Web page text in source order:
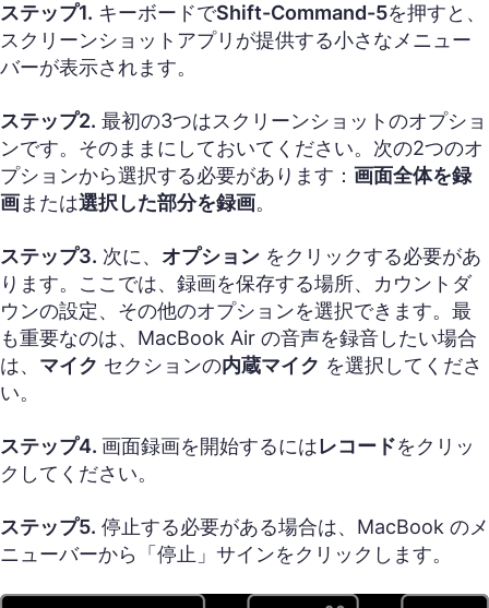
ステップ1. キーボードでShift-Command-5を押すと、
スクリーンショットアプリが提供する小さなメニュー
バーが表示されます。
ステップ2. 最初の3つはスクリーンショットのオプショ
ンです。そのままにしておいてください。次の2つのオ
プションから選択する必要があります： 画面全体を録
画または選択した部分を録画。
ステップ3. 次に、 オプション をクリックする必要があ
ります。ここでは、録画を保存する場所、カウントダ
ウンの設定、その他のオプションを選択できます。最
も重要なのは、MacBook Air の音声を録音したい場合
は、 マイク セクションの内蔵マイク を選択してくださ
い。
ステップ4. 画面録画を開始するにはレコードをクリッ
クしてください。
ステップ5. 停止する必要がある場合は、MacBook のメ
ニューバーから「停止」サインをクリックします。